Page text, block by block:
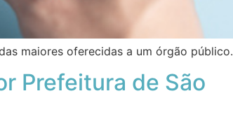
maiores oferecidas a um órgão público.
Prefeitura de São